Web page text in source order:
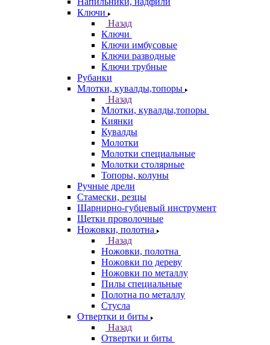
Ключи
Назад
Ключи
Ключи имбусовые
Ключи разводные
Ключи трубные
Рубанки
Млотки, кувалды,топоры
Назад
Млотки, кувалды,топоры
Киянки
Кувалды
Молотки
Молотки специальные
Молотки столярные
Топоры, колуны
Ручные дрели
Стамески, резцы
Шарнирно-губцевый инструмент
Щетки проволочные
Ножовки, полотна
Назад
Ножовки, полотна
Ножовки по дереву
Ножовки по металлу
Пилы специальные
Полотна по металлу
Стусла
Отвертки и биты
Назад
Отвертки и биты